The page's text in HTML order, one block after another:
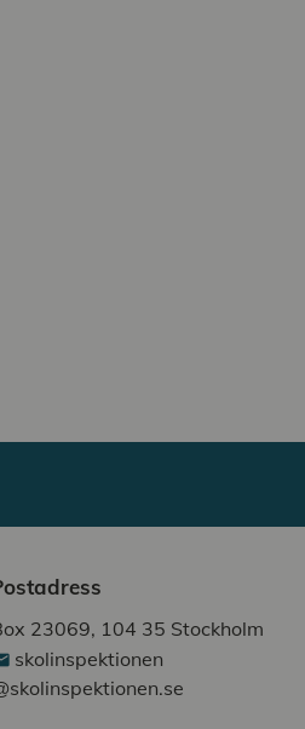
23069, 104 35 Stockholm
skolinspektionen